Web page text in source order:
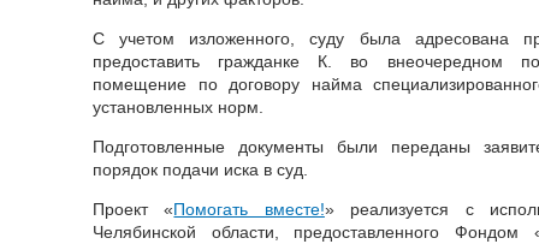
С учетом изложенного, суду была адресована
предоставить гражданке К. во внеочередном
помещение по договору найма
установленных норм.
Подготовленные документы были переданы
порядок подачи иска в суд.
Проект «Помогать вместе!» реализуется с
Челябинской области, предоставленного Фондом